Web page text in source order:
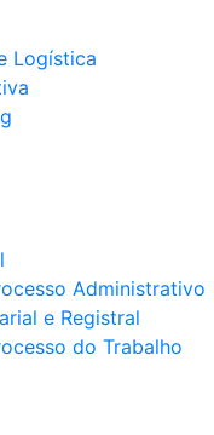
Logística
Administrativo
e Registral
do Trabalho